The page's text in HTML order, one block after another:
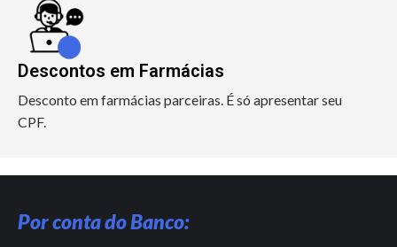
Descontos em Farmácias
Desconto em farmácias parceiras. É só apresentar seu
CPF.
Por conta do Banco: